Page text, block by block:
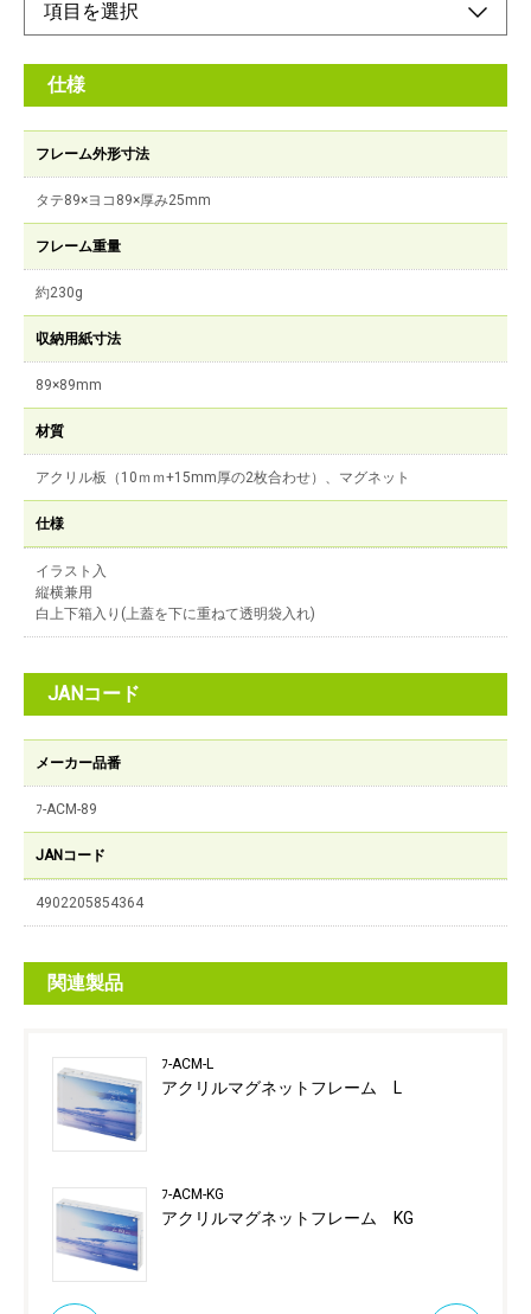
仕様
フレーム外形寸法
タテ89×ヨコ89×厚み25mm
フレーム重量
約230g
収納用紙寸法
89×89mm
材質
アクリル板（10ｍｍ+15mm厚の2枚合わせ）、マグネット
仕様
イラスト入
縦横兼用
白上下箱入り(上蓋を下に重ねて透明袋入れ)
JANコード
メーカー品番
ﾌ-ACM-89
JANコード
4902205854364
関連製品
ﾌ-ACM-L
アクリルマグネットフレーム L
ﾌ-ACM-KG
アクリルマグネットフレーム KG